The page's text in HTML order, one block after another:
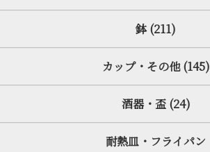
鉢 (211)
カップ・その他 (145)
酒器・盃 (24)
耐熱皿・フライパン